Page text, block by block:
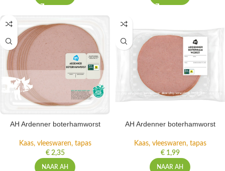
AH Ardenner boterhamworst
Kaas, vleeswaren, tapas
€2,35
NAAR AH
AH Ardenner boterhamworst
Kaas, vleeswaren, tapas
€1,99
NAAR AH